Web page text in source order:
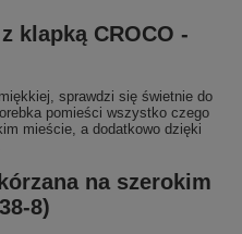
klapką CROCO -
sprawdzi się świetnie do
pomieści wszystko czego
mieście, a dodatkowo dzięki
na szerokim
8)